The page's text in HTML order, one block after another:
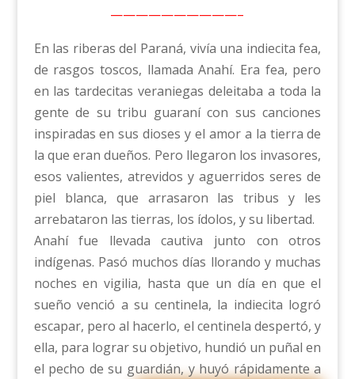
——————————–
En las riberas del Paraná, vivía una indiecita fea,
de rasgos toscos, llamada Anahí. Era fea, pero
en las tardecitas veraniegas deleitaba a toda la
gente de su tribu guaraní con sus canciones
inspiradas en sus dioses y el amor a la tierra de
la que eran dueños. Pero llegaron los invasores,
esos valientes, atrevidos y aguerridos seres de
piel blanca, que arrasaron las tribus y les
arrebataron las tierras, los ídolos, y su libertad.
Anahí fue llevada cautiva junto con otros
indígenas. Pasó muchos días llorando y muchas
noches en vigilia, hasta que un día en que el
sueño venció a su centinela, la indiecita logró
escapar, pero al hacerlo, el centinela despertó, y
ella, para lograr su objetivo, hundió un puñal en
el pecho de su guardián, y huyó rápidamente a